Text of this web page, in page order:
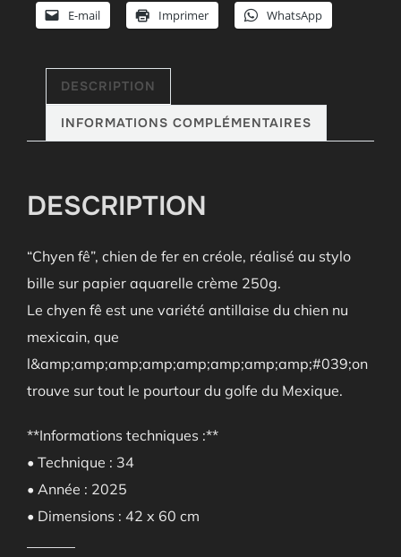
E-mail Imprimer WhatsApp
DESCRIPTION
INFORMATIONS COMPLÉMENTAIRES
DESCRIPTION
“Chyen fê”, chien de fer en créole, réalisé au stylo
bille sur papier aquarelle crème 250g.
Le chyen fê est une variété antillaise du chien nu
mexicain, que
l&amp;amp;amp;amp;amp;amp;amp;amp;#039;on
trouve sur tout le pourtour du golfe du Mexique.
**Informations techniques :**
• Technique : 34
• Année : 2025
• Dimensions : 42 x 60 cm